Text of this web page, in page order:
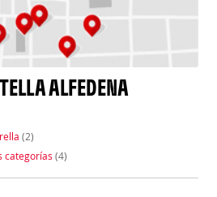
ALFEDENA
(2)
categorías (4)